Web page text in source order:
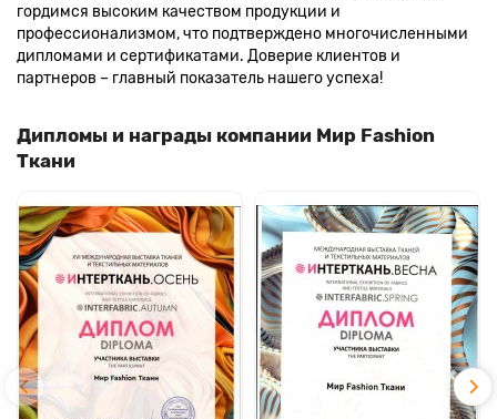
гордимся высоким качеством продукции и
профессионализмом, что подтверждено многочисленными
дипломами и сертификатами. Доверие клиентов и
партнеров – главный показатель нашего успеха!
Дипломы и награды компании Мир Fashion
Ткани